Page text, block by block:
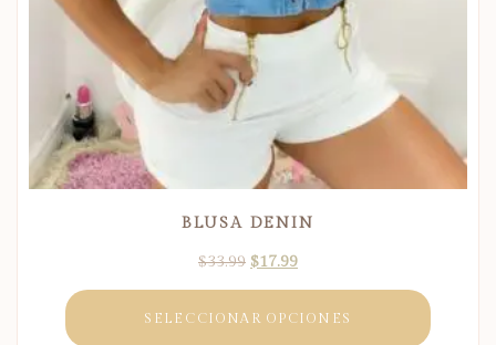
BLUSA DENIN
$33.99 $17.99
SELECCIONAR OPCIONES